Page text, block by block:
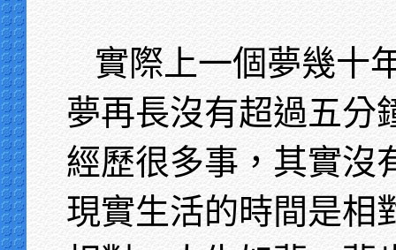
實際上一個夢幾十
夢再長沒有超過五分
經歷很多事，其實沒
現實生活的時間是相